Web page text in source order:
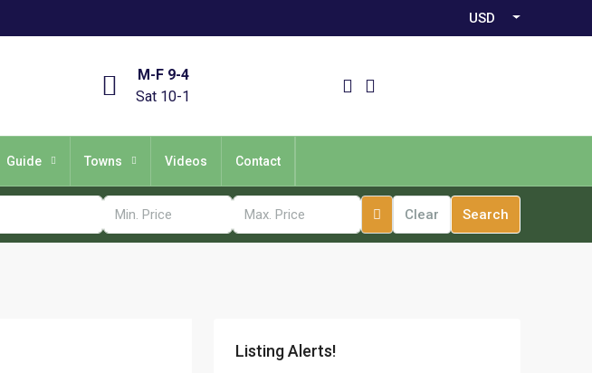
USD
M-F 9-4
Sat 10-1
Guide Towns Videos Contact
Clear Search
Listing Alerts!